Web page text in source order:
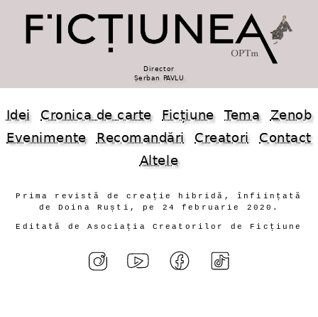
Director
Șerban PAVLU
Idei Cronica de carte Ficțiune Tema
Zenob
Evenimente
Recomandări Creatori
Contact
Altele
Prima revistă de creație hibridă, înființată
de Doina Ruști, pe 24 februarie 2020.
Editată de Asociația Creatorilor de Ficțiune